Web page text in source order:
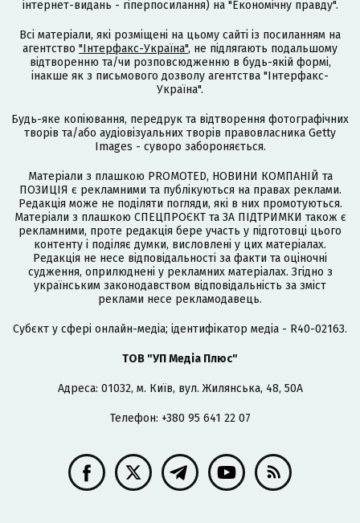
інтернет-видань - гіперпосилання) на "Економічну правду".
Всі матеріали, які розміщені на цьому сайті із посиланням на
агентство "Інтерфакс-Україна", не підлягають подальшому
відтворенню та/чи розповсюдженню в будь-якій формі,
інакше як з письмового дозволу агентства "Інтерфакс-
Україна".
Будь-яке копіювання, передрук та відтворення фотографічних
творів та/або аудіовізуальних творів правовласника Getty
Images - суворо забороняється.
Матеріали з плашкою PROMOTED, НОВИНИ КОМПАНІЙ та
ПОЗИЦІЯ є рекламними та публікуються на правах реклами.
Редакція може не поділяти погляди, які в них промотуються.
Матеріали з плашкою СПЕЦПРОЄКТ та ЗА ПІДТРИМКИ також є
рекламними, проте редакція бере участь у підготовці цього
контенту і поділяє думки, висловлені у цих матеріалах.
Редакція не несе відповідальності за факти та оціночні
судження, оприлюднені у рекламних матеріалах. Згідно з
українським законодавством відповідальність за зміст
реклами несе рекламодавець.
Cубєкт у сфері онлайн-медіа; ідентифікатор медіа - R40-02163.
ТОВ "УП Медіа Плюс"
Адреса: 01032, м. Київ, вул. Жилянська, 48, 50А
Телефон: +380 95 641 22 07